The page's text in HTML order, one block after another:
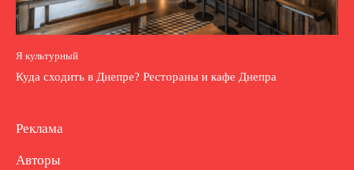
Я культурный
Куда сходить в Днепре? Рестораны и кафе Днепра
Реклама
Авторы